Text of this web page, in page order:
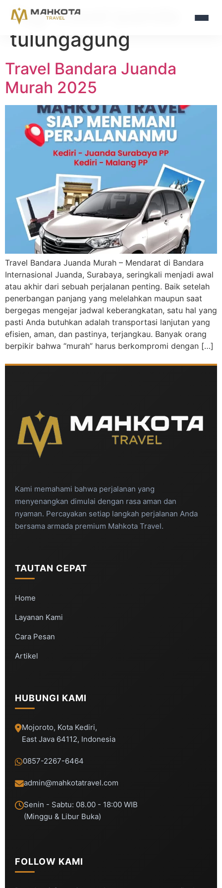
Tag:travel juanda
tulungagung
Travel Bandara Juanda
Murah 2025
Travel Bandara Juanda Murah – Mendarat di Bandara
Internasional Juanda, Surabaya, seringkali menjadi awal
atau akhir dari sebuah perjalanan penting. Baik setelah
penerbangan panjang yang melelahkan maupun saat
bergegas mengejar jadwal keberangkatan, satu hal yang
pasti Anda butuhkan adalah transportasi lanjutan yang
efisien, aman, dan pastinya, terjangkau. Banyak orang
berpikir bahwa “murah” harus berkompromi dengan […]
Kami memahami bahwa perjalanan yang
menyenangkan dimulai dengan rasa aman dan
nyaman. Percayakan setiap langkah perjalanan Anda
bersama armada premium Mahkota Travel.
TAUTAN CEPAT
Home
Layanan Kami
Cara Pesan
Artikel
HUBUNGI KAMI
Mojoroto, Kota Kediri,
East Java 64112, Indonesia
0857-2267-6464
admin@mahkotatravel.com
Senin - Sabtu: 08.00 - 18:00 WIB
(Minggu & Libur Buka)
FOLLOW KAMI